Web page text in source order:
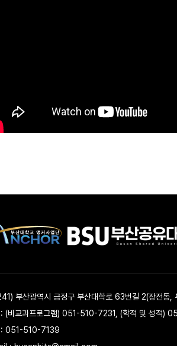
부산광역시 금정구 부산대학로 63번길 2(장전동,
(비교과프로그램) 051-510-7231, (학적 및 성적
: 051-510-7139